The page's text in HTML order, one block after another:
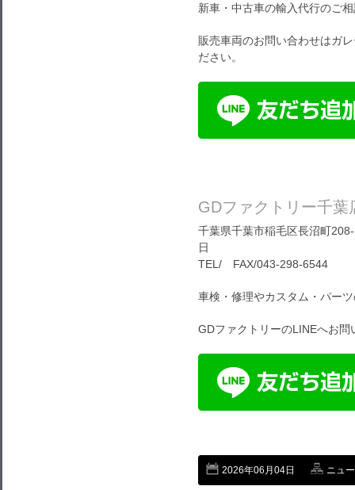
新車・中古車の輸入代行のご
販売車両のお問い合わせはガ
ださい。
GDファクトリー千葉
千葉県千葉市稲毛区長沼町
日
TEL/ FAX/043-298-6544
車検・修理やカスタム・パー
GDファクトリーのLINEへお問
2026年06月04日 ニュ